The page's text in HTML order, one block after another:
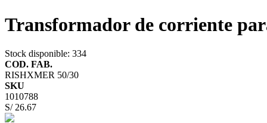
Transformador de corriente
Stock disponible: 334
COD. FAB.
RISHXMER 50/30
SKU
1010788
S/ 26.67